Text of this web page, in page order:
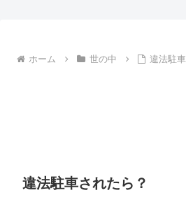
ホーム 世の中 違法駐
違法駐車されたら？